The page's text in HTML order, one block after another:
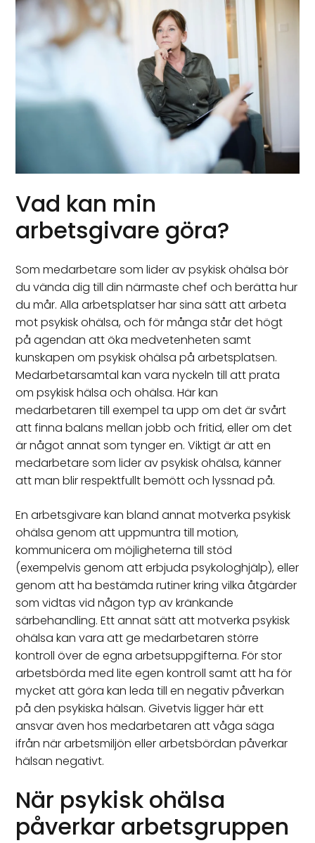
Vad kan min
arbetsgivare göra?
Som medarbetare som lider av psykisk ohälsa bör
du vända dig till din närmaste chef och berätta hur
du mår. Alla arbetsplatser har sina sätt att arbeta
mot psykisk ohälsa, och för många står det högt
på agendan att öka medvetenheten samt
kunskapen om psykisk ohälsa på arbetsplatsen.
Medarbetarsamtal kan vara nyckeln till att prata
om psykisk hälsa och ohälsa. Här kan
medarbetaren till exempel ta upp om det är svårt
att finna balans mellan jobb och fritid, eller om det
är något annat som tynger en. Viktigt är att en
medarbetare som lider av psykisk ohälsa, känner
att man blir respektfullt bemött och lyssnad på.
En arbetsgivare kan bland annat motverka psykisk
ohälsa genom att uppmuntra till motion,
kommunicera om möjligheterna till stöd
(exempelvis genom att erbjuda psykologhjälp), eller
genom att ha bestämda rutiner kring vilka åtgärder
som vidtas vid någon typ av kränkande
särbehandling. Ett annat sätt att motverka psykisk
ohälsa kan vara att ge medarbetaren större
kontroll över de egna arbetsuppgifterna. För stor
arbetsbörda med lite egen kontroll samt att ha för
mycket att göra kan leda till en negativ påverkan
på den psykiska hälsan. Givetvis ligger här ett
ansvar även hos medarbetaren att våga säga
ifrån när arbetsmiljön eller arbetsbördan påverkar
hälsan negativt.
När psykisk ohälsa
påverkar arbetsgruppen